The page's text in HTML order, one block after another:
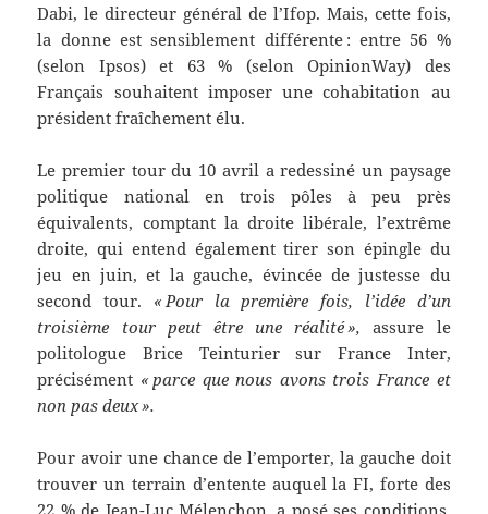
Dabi, le directeur général de l’Ifop. Mais, cette fois,
la donne est sensiblement différente : entre 56 %
(selon Ipsos) et 63 % (selon OpinionWay) des
Français souhaitent imposer une cohabitation au
président fraîchement élu.
Le premier tour du 10 avril a redessiné un paysage
politique national en trois pôles à peu près
équivalents, comptant la droite libérale, l’extrême
droite, qui entend également tirer son épingle du
jeu en juin, et la gauche, évincée de justesse du
second tour. « Pour la première fois, l’idée d’un
troisième tour peut être une réalité »,
assure le
politologue Brice Teinturier sur France Inter,
précisément « parce que nous avons trois France et
non pas deux ».
Pour avoir une chance de l’emporter, la gauche doit
trouver un terrain d’entente auquel la FI, forte des
22 % de Jean-Luc Mélenchon, a posé ses conditions.